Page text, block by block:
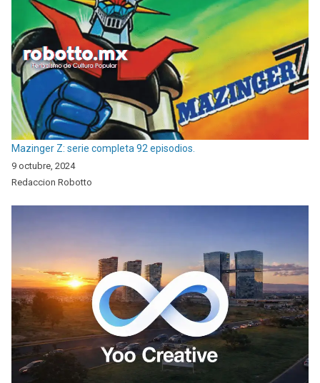
Mazinger Z: serie completa 92 episodios.
9 octubre, 2024
Redaccion Robotto